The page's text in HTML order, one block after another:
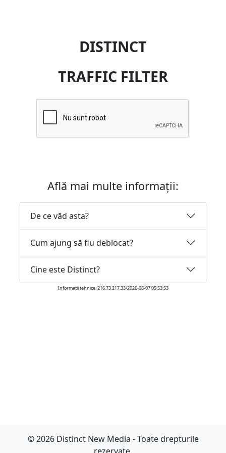
DISTINCT
TRAFFIC FILTER
Află mai multe informații:
De ce văd asta?
Cum ajung să fiu deblocat?
Cine este Distinct?
Informatii tehnice: 216.73.217.33/2026-08-07 05:53:53
© 2026 Distinct New Media - Toate drepturile